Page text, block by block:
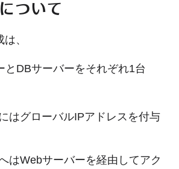
ついて
、
とDBサーバーをそれぞれ1台
はグローバルIPアドレスを付与
はWebサーバーを経由してアク